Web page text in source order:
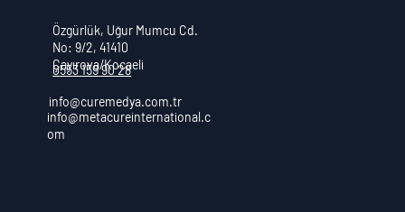
Özgürlük, Uğur Mumcu Cd.
No: 9/2, 41410
Çayırova/Kocaeli
info@curemedya.com.tr
info@metacureinternational.c
om
0553 159 90 28